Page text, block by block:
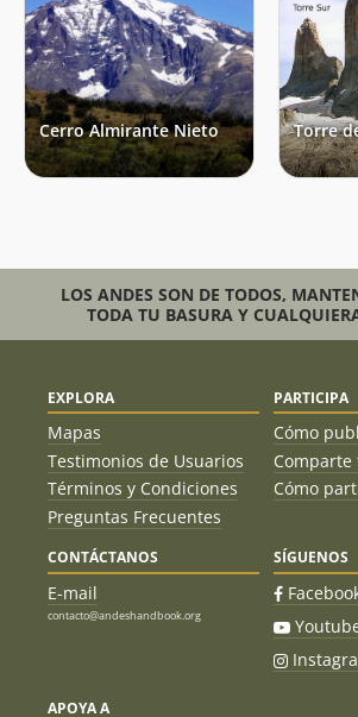
Cerro Almirante Nieto Torre
LOS ANDES SON DE TODOS,
TODA TU BASURA Y
EXPLORA
Mapas
Testimonios de Usuarios
Términos y Condiciones
Preguntas Frecuentes
PARTICIPA
Cómo
Cómo
CONTÁCTANOS
E-mail
contacto@andeshandbook.org
SÍGUENOS
APOYA A